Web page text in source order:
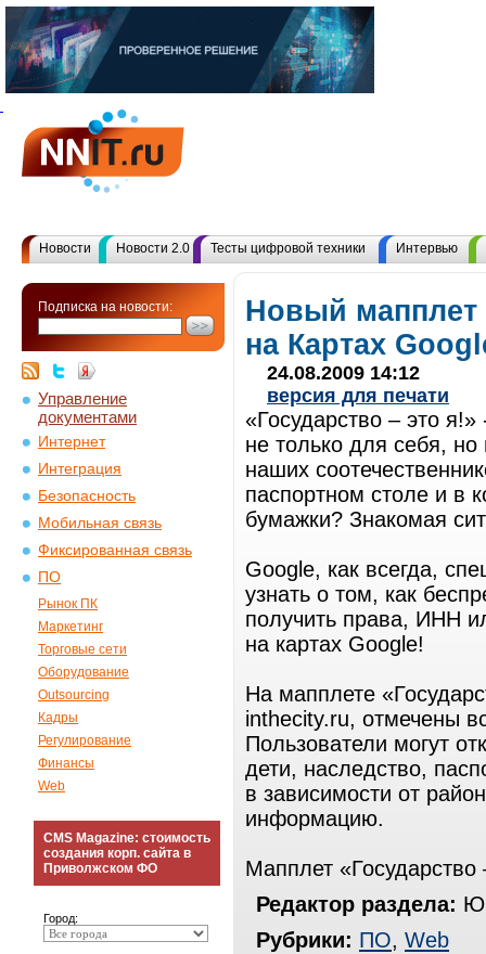
Новости Новости 2.0 Тесты цифровой техники Интервью
Подписка на новости:
Управление
документами
Интернет
Интеграция
Безопасность
Мобильная связь
Фиксированная связь
ПО
Рынок ПК
Маркетинг
Торговые сети
Оборудование
Outsourcing
Кадры
Регулирование
Финансы
Web
CMS Magazine: стоимость
создания корп. сайта в
Приволжском ФО
Город:
Новый мапплет
на Картах
24.08.2009 14:12
версия для печати
«Государство – это
не только для себя, но
наших
паспортном столе и в
бумажки? Знакомая
Google, как всегда,
узнать о том, как
получить права, ИНН
на картах Google!
На мапплете
inthecity.ru, отмечены
Пользователи могут
дети, наследство,
в зависимости от
информацию.
Мапплет
Редактор раздела:
Рубрики: ПО, Web